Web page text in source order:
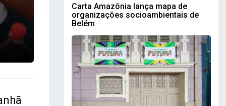
Carta Amazônia lança mapa de
organizações socioambientais de
Belém